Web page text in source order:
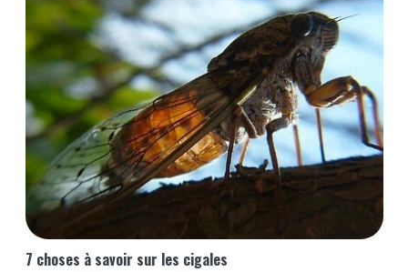
7 choses à savoir sur les cigales